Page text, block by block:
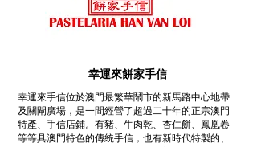
幸運來餅家手信
幸運來手信位於澳門最繁華鬧市的新馬路中心地帶
及關閘廣場，是一間經營了超過二十年的正宗澳門
特產、手信店鋪。有豬、牛肉乾、杏仁餅、鳳凰卷
等等具澳門特色的傳統手信，也有新時代特製的、